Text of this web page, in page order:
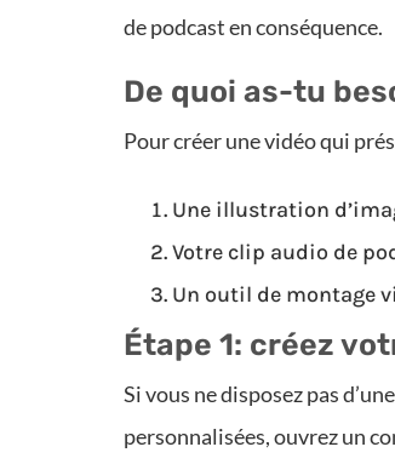
de podcast en conséquence.
De quoi as-tu
Pour créer une vidéo qui
Une illustration
Votre clip audio de
Un outil de montage
Étape 1: créez
Si vous ne disposez pas
personnalisées, ouvrez un